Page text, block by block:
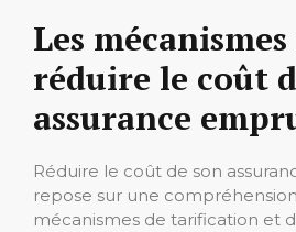
Les
réduire le coût
assurance
Réduire le coût de son
repose sur une
mécanismes de tarification et